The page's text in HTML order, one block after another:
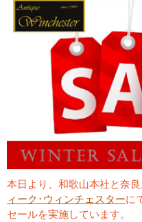
本日より、和歌山本社と奈
ィーク･ウィンチェスターに
セールを実施しています。